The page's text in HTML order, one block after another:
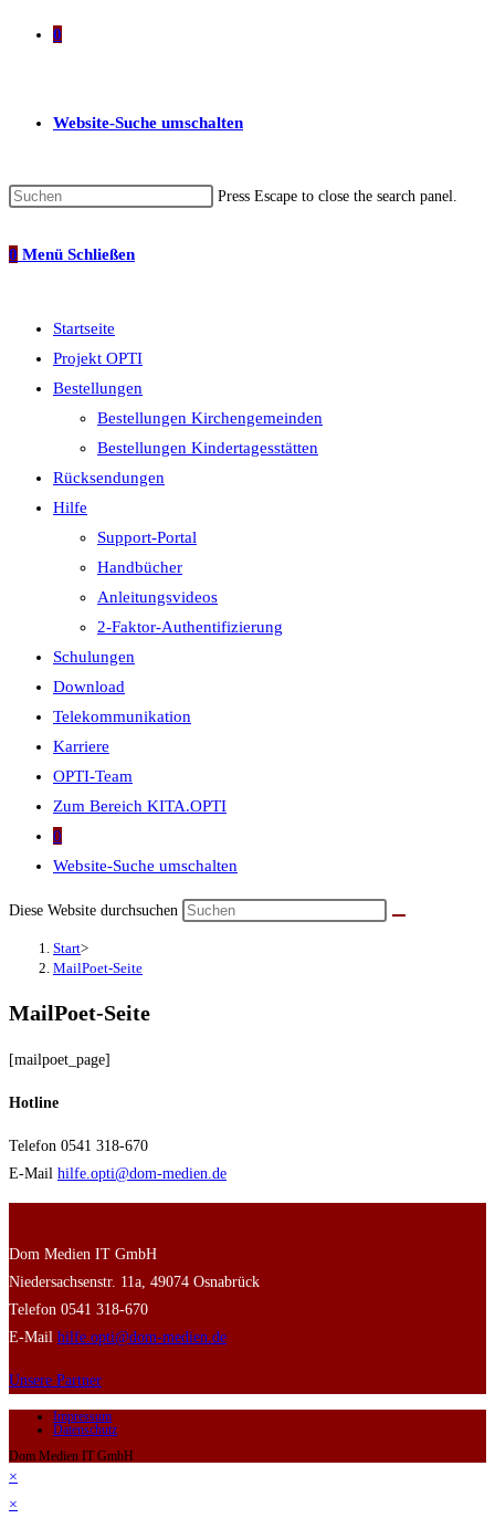
0
Website-Suche umschalten
Press Escape to close the search panel.
0 Menü Schließen
Startseite
Projekt OPTI
Bestellungen
Bestellungen Kirchengemeinden
Bestellungen Kindertagesstätten
Rücksendungen
Hilfe
Support-Portal
Handbücher
Anleitungsvideos
2-Faktor-Authentifizierung
Schulungen
Download
Telekommunikation
Karriere
OPTI-Team
Zum Bereich KITA.OPTI
0
Website-Suche umschalten
Diese Website durchsuchen
Start>
MailPoet-Seite
MailPoet-Seite
[mailpoet_page]
Hotline
Telefon 0541 318-670
E-Mail hilfe.opti@dom-medien.de
Dom Medien IT GmbH
Niedersachsenstr. 11a, 49074 Osnabrück
Telefon 0541 318-670
E-Mail hilfe.opti@dom-medien.de
Unsere Partner
Impressum
Datenschutz
Dom Medien IT GmbH
×
×